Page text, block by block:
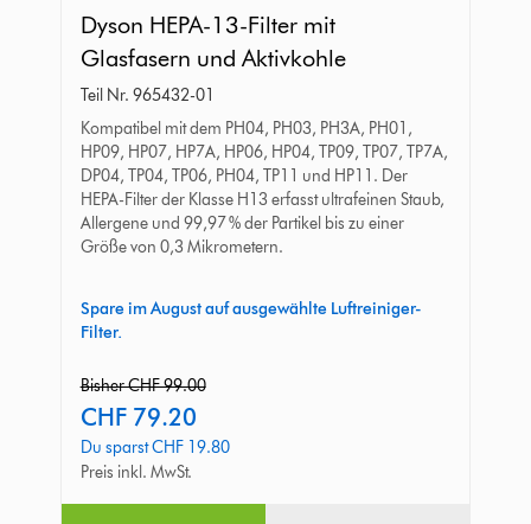
HEPA-
13-
Filter
mit
Glasfasern
und
Aktivkohle
Dyson HEPA-13-Filter mit
Glasfasern und Aktivkohle
Teil Nr. 965432-01
Kompatibel mit dem PH04, PH03, PH3A, PH01,
HP09, HP07, HP7A, HP06, HP04, TP09, TP07, TP7A,
DP04, TP04, TP06, PH04, TP11 und HP11. Der
HEPA-Filter der Klasse H13 erfasst ultrafeinen Staub,
Allergene und 99,97 % der Partikel bis zu einer
Größe von 0,3 Mikrometern.
Spare im August auf ausgewählte Luftreiniger-
Filter.
original
price:
Bisher CHF 99.00
current
CHF 79.20
Du sparst CHF 19.80
Preis inkl. MwSt.